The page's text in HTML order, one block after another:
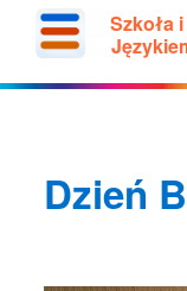
Szkoła
Dzień